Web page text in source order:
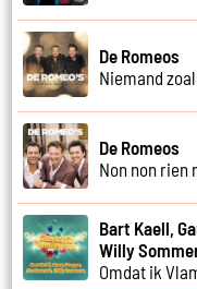
De Romeos
Niemand
De Romeos
Non non rien
Bart Kaell,
Willy
Omdat ik